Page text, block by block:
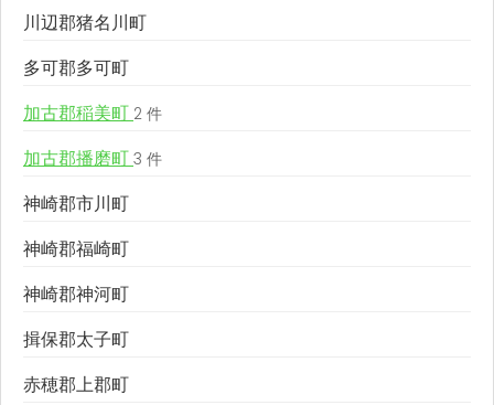
川辺郡猪名川町
多可郡多可町
加古郡稲美町 2 件
加古郡播磨町 3 件
神崎郡市川町
神崎郡福崎町
神崎郡神河町
揖保郡太子町
赤穂郡上郡町